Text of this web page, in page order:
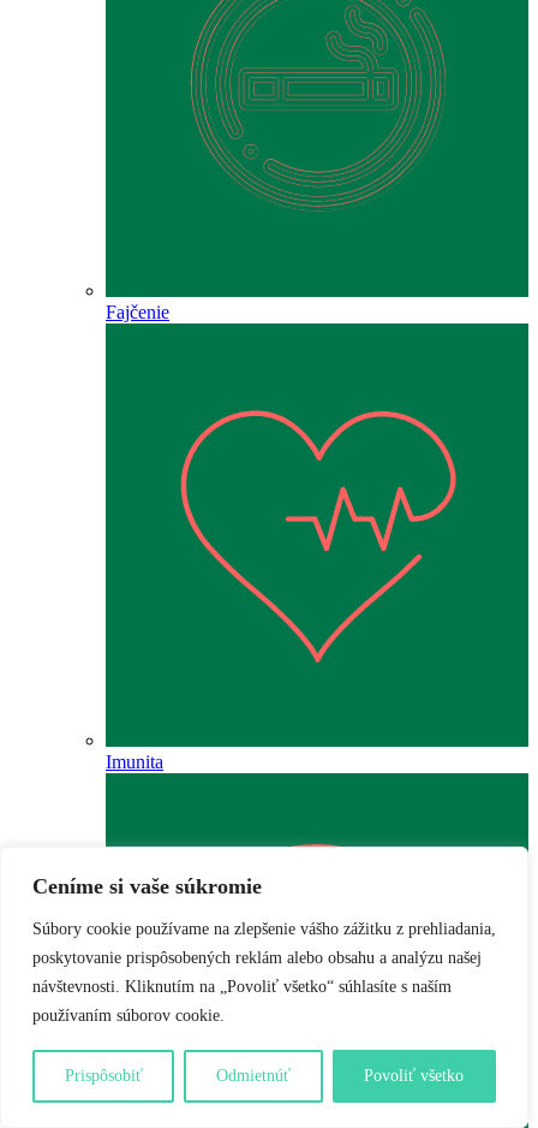
Ceníme si vaše súkromie
Súbory cookie používame na zlepšenie vášho zážitku z prehliadania,
poskytovanie prispôsobených reklám alebo obsahu a analýzu našej
návštevnosti. Kliknutím na „Povoliť všetko“ súhlasíte s naším
používaním súborov cookie.
Prispôsobiť Odmietnúť Povoliť všetko
Fajčenie
Imunita